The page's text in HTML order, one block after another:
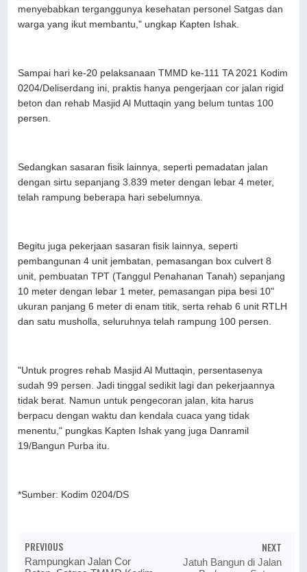
menyebabkan terganggunya kesehatan personel Satgas dan
warga yang ikut membantu," ungkap Kapten Ishak.
Sampai hari ke-20 pelaksanaan TMMD ke-111 TA 2021 Kodim
0204/Deliserdang ini, praktis hanya pengerjaan cor jalan rigid
beton dan rehab Masjid Al Muttaqin yang belum tuntas 100
persen.
Sedangkan sasaran fisik lainnya, seperti pemadatan jalan
dengan sirtu sepanjang 3.839 meter dengan lebar 4 meter,
telah rampung beberapa hari sebelumnya.
Begitu juga pekerjaan sasaran fisik lainnya, seperti
pembangunan 4 unit jembatan, pemasangan box culvert 8
unit, pembuatan TPT (Tanggul Penahanan Tanah) sepanjang
10 meter dengan lebar 1 meter, pemasangan pipa besi 10"
ukuran panjang 6 meter di enam titik, serta rehab 6 unit RTLH
dan satu musholla, seluruhnya telah rampung 100 persen.
"Untuk progres rehab Masjid Al Muttaqin, persentasenya
sudah 99 persen. Jadi tinggal sedikit lagi dan pekerjaannya
tidak berat. Namun untuk pengecoran jalan, kita harus
berpacu dengan waktu dan kendala cuaca yang tidak
menentu," pungkas Kapten Ishak yang juga Danramil
19/Bangun Purba itu.
*Sumber: Kodim 0204/DS
PREVIOUS
Rampungkan Jalan Cor
NEXT
Jatuh Bangun di Jalan